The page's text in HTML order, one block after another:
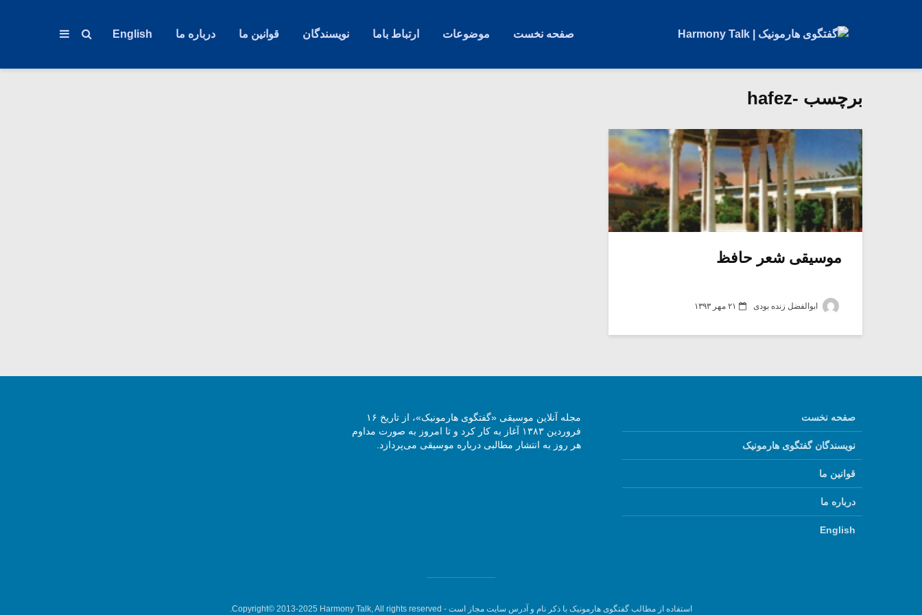
صفحه نخست موضوعات ارتباط باما نویسندگان قوانین ما درباره ما English
برچسب -hafez
موسیقی شعر حافظ
ابوالفضل زنده بودی ۲۱ مهر ۱۳۹۳
صفحه نخست
نویسندگان گفتگوی هارمونیک
قوانین ما
درباره ما
English
مجله آنلاین موسیقی «گفتگوی هارمونیک»، از تاریخ ۱۶
فروردین ۱۳۸۳ آغاز به کار کرد و تا امروز به صورت مداوم
هر روز به انتشار مطالبی درباره موسیقی می‌پردازد.
استفاده از مطالب گفتگوی هارمونیک با ذکر نام و آدرس سایت مجاز است - Copyright© 2013-2025 Harmony Talk, All rights reserved.